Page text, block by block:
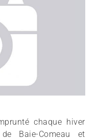
chaque hiver
Baie-Comeau et